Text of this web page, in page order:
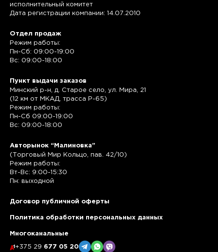
исполнительный комитет
Дата регистрации компании: 14.07.2010
Отдел продаж
Режим работы:
Пн-Сб: 09:00-19:00
Вс: 09:00-18:00
Пункт выдачи заказов
Минский р-н, д. Старое село, ул. Мира, 21
(12 км от МКАД, трасса P-65)
Режим работы:
Пн-Сб 09:00-19:00
Вс: 09:00-18:00
Авторынок “Малиновка”
(Торговый Мир Кольцо, пав. 42/10)
Режим работы:
Вт-Вс: 9:00-15:30
Пн: выходной
Договор публичной оферты
Политика обработки персональных данных
Многоканальные
+375 29 677 05 20